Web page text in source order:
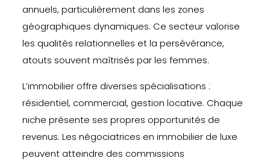
annuels, particulièrement dans les zones
géographiques dynamiques. Ce secteur valorise
les qualités relationnelles et la persévérance,
atouts souvent maîtrisés par les femmes.
L’immobilier offre diverses spécialisations :
résidentiel, commercial, gestion locative. Chaque
niche présente ses propres opportunités de
revenus. Les négociatrices en immobilier de luxe
peuvent atteindre des commissions